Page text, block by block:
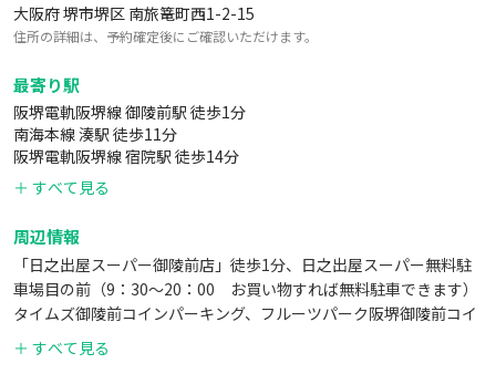
大阪府 堺市堺区 南旅篭町西1-2-15
住所の詳細は、予約確定後にご確認いただけます。
最寄り駅
阪堺電軌阪堺線 御陵前駅 徒歩1分
南海本線 湊駅 徒歩11分
阪堺電軌阪堺線 宿院駅 徒歩14分
＋ すべて見る
周辺情報
「日之出屋スーパー御陵前店」徒歩1分、日之出屋スーパー無料駐
車場目の前（9：30～20：00 お買い物すれば無料駐車できます）
タイムズ御陵前コインパーキング、フルーツパーク阪堺御陵前コイ
ンパーキング、かん袋徒歩5分、美々卯徒歩10分、南宗寺徒歩5分、
仁徳天皇陵徒歩15分、
＋ すべて見る